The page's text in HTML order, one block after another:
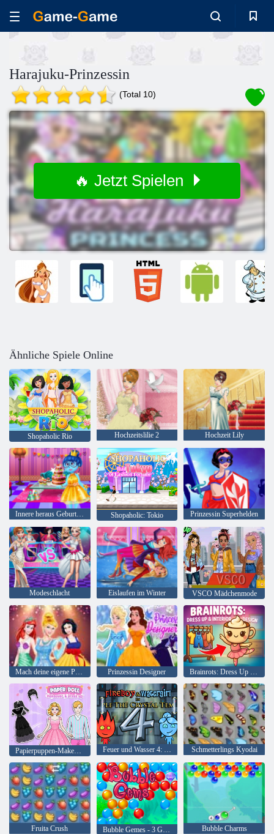
Harajuku-Prinzessin
(Total 10)
🔥 Jetzt Spielen
Ähnliche Spiele Online
Shopaholic Rio Hochzeitslilie 2 Hochzeit Lily
Innere heraus Geburtstagsfeier Shopaholic: Tokio Prinzessin Superhelden
Modeschlacht Eislaufen im Winter VSCO Mädchenmode
Mach deine eigene Prinzessin Prinzessin Designer Brainrots: Dress Up & Interior Design
Feuer und Wasser 4: Kristalltempel Schmetterlings Kyodai
Fruita Crush Bubble Charms